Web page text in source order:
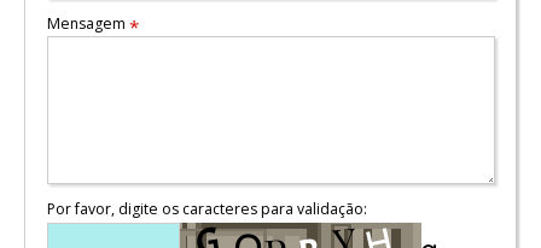
Mensagem *
Por favor, digite os caracteres para validação: